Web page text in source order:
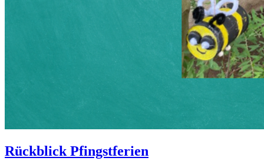
Rückblick Pfingstferien